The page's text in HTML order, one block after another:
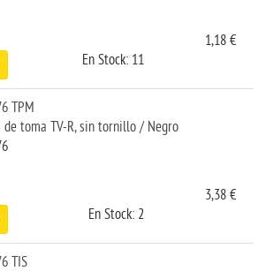
1,18 €
En Stock: 11
TPM
de toma TV-R, sin tornillo / Negro
3,38 €
En Stock: 2
TIS